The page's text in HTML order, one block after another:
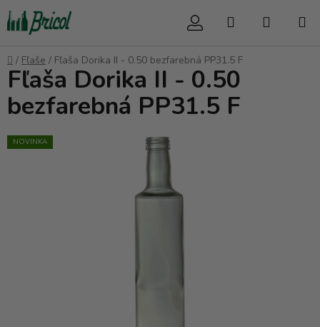
Prejsť
na
obsah
Hľadať
Domov
/ Fľaše / Fľaša Dorika II - 0.50 bezfarebná PP31.5 F
Fľaša Dorika II - 0.50
bezfarebná PP31.5 F
NOVINKA